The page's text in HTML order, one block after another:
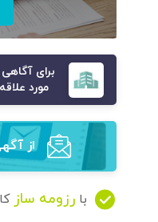
برای
مورد
از
با رزومه ساز